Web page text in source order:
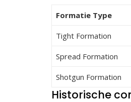
Formatie Type
Tight Formation
Spread Formation
Shotgun Formation
Historische